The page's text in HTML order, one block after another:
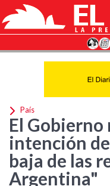
País
El
intención
baja de las
Argentina"